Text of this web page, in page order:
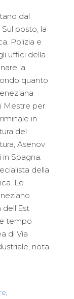
dal
posto, la
Polizia e
uffici della
la
quanto
Mestre per
in
del
Asenov
Spagna.
della
Le
tempo
di Via
nota
,